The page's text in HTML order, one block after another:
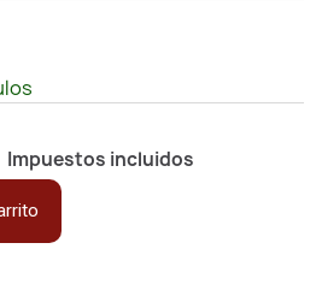
Impuestos incluidos